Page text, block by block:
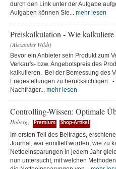
durch den Link unter der Aufgabe
Aufgaben können Sie... mehr lesen
Preiskalkulation - Wie
(Alexander Wildt)
Bevor ein Anbieter sein Produkt zum
Verkaufs- bzw. Angebotspreis des
kalkulieren. Bei der Bemessung des
Fragestellungen zu berücksichtigen:
Nachfrager... mehr lesen
Controlling-Wissen: Optimale
Hoberg)
Premium Shop-Artikel
Im ersten Teil des Beitrages,
Journal, war ermittelt worden, wie zu
Nettoeinsparungen in jedem Jahr
nun untersucht, mit welchen